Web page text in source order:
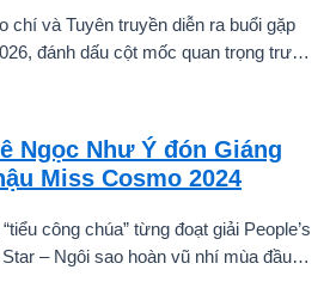
chí và Tuyên truyền diễn ra buổi gặp
đánh dấu cột mốc quan trọng trước
Ngọc Như Ý đón Giáng
Miss Cosmo 2024
công chúa” từng đoạt giải People’s
– Ngôi sao hoàn vũ nhí mùa đầu